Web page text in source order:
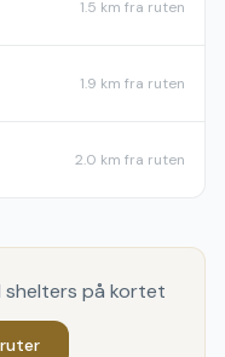
1.5 km fra ruten
1.9 km fra ruten
2.0 km fra ruten
shelters på kortet